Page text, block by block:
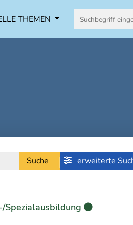
THEMEN
Suche erweiterte
Spezialausbildung